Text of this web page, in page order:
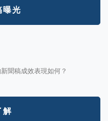
曝光
聞稿成效表現如何？
解